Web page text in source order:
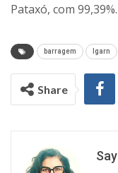
Pataxó, com 99,39%.
barragem Igarn
Share